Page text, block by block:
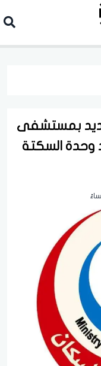
بمستشفى
وحدة السكتة